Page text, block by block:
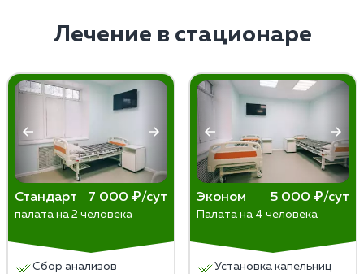
контролировать количество.
повторное стремление употребить.
Потеря контроля и толерантность.
Постепенное увеличение дозы вещества для
достижения того же эффекта.
Абстиненция. Появление физических и
психологических симптомов при снижении
дозы или прекращении употребления.
Отказ от обычных занятий. Основное внимание
интересы отходят на второй план.
включать медикаментозную поддержка,
психотерапию, помощь семьи и многое другое.
Кратковременные программы длятся несколько
недель, однако для достижения стойкого
положительного результата, особенно при
длительной и тяжелой зависимости, могут
потребоваться годы регулярной терапии. Процесс
выздоровления индивидуален, и длительность
терапии зависит от конкретной ситуации.
Лечение в стационаре
Стандарт 7 000 ₽/сут
палата на 2 человека
Сбор анализов
Эконом 5 000 ₽/сут
Палата на 4 человека
Установка капельниц